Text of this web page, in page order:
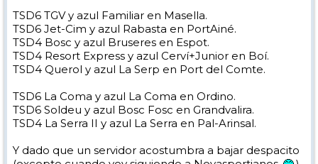
TSD6 TGV y azul Familiar en Masella.
TSD6 Jet-Cim y azul Rabasta en PortAiné.
TSD4 Bosc y azul Bruseres en Espot.
TSD4 Resort Express y azul Cerví+Junior en Boí.
TSD4 Querol y azul La Serp en Port del Comte.
TSD6 La Coma y azul La Coma en Ordino.
TSD6 Soldeu y azul Bosc Fosc en Grandvalira.
TSD4 La Serra II y azul La Serra en Pal-Arinsal.
Y dado que un servidor acostumbra a bajar despacito